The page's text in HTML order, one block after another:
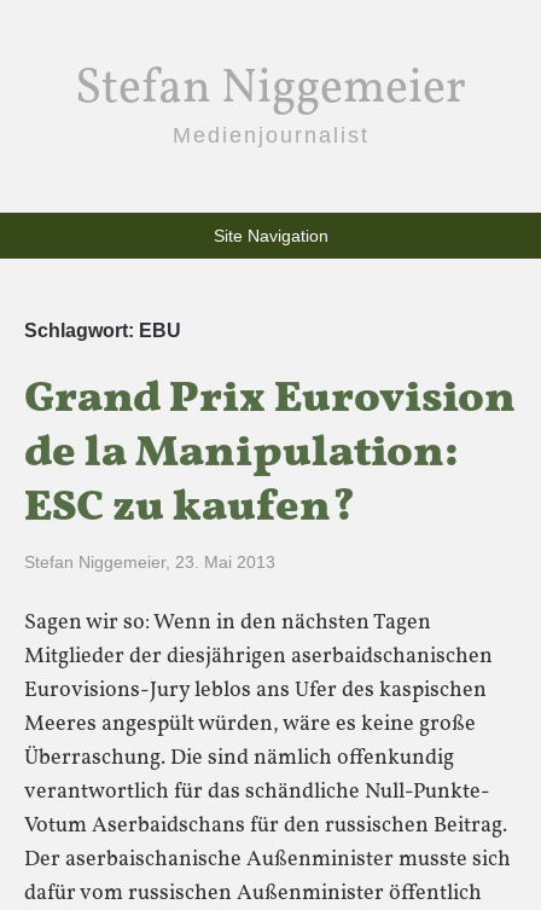
Stefan Niggemeier
Medienjournalist
Site Navigation
Schlagwort: EBU
Grand Prix Eurovision
de la Manipulation:
ESC zu kaufen?
Stefan Niggemeier, 23. Mai 2013
Sagen wir so: Wenn in den nächsten Tagen
Mitglieder der diesjährigen aserbaidschanischen
Eurovisions-Jury leblos ans Ufer des kaspischen
Meeres angespült würden, wäre es keine große
Überraschung. Die sind nämlich offenkundig
verantwortlich für das schändliche Null-Punkte-
Votum Aserbaidschans für den russischen Beitrag.
Der aserbaischanische Außenminister musste sich
dafür vom russischen Außenminister öffentlich